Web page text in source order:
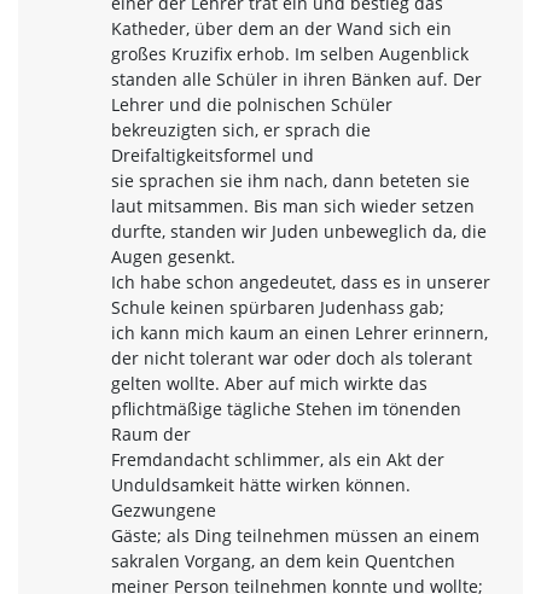
Katheder, über dem an der Wand sich ein
großes Kruzifix erhob. Im selben Augenblick
standen alle Schüler in ihren Bänken auf. Der
Lehrer und die polnischen Schüler
bekreuzigten sich, er sprach die
Dreifaltigkeitsformel und
sie sprachen sie ihm nach, dann beteten sie
laut mitsammen. Bis man sich wieder setzen
durfte, standen wir Juden unbeweglich da, die
Augen gesenkt.
Ich habe schon angedeutet, dass es in unserer
Schule keinen spürbaren Judenhass gab;
ich kann mich kaum an einen Lehrer erinnern,
der nicht tolerant war oder doch als tolerant
gelten wollte. Aber auf mich wirkte das
pflichtmäßige tägliche Stehen im tönenden
Raum der
Fremdandacht schlimmer, als ein Akt der
Unduldsamkeit hätte wirken können.
Gezwungene
Gäste; als Ding teilnehmen müssen an einem
sakralen Vorgang, an dem kein Quentchen
meiner Person teilnehmen konnte und wollte;